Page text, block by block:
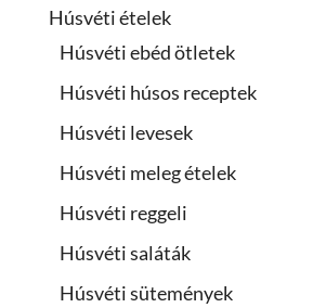
Húsvéti ételek
Húsvéti ebéd ötletek
Húsvéti húsos receptek
Húsvéti levesek
Húsvéti meleg ételek
Húsvéti reggeli
Húsvéti saláták
Húsvéti sütemények